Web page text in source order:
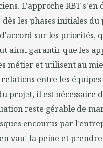
L'approche RBT
dès les phases initiales
sur les priorités,
ainsi garantir que les
métier et utilisent au
entre les
projet, il est
reste gérable de
encourus par
vaut la peine et